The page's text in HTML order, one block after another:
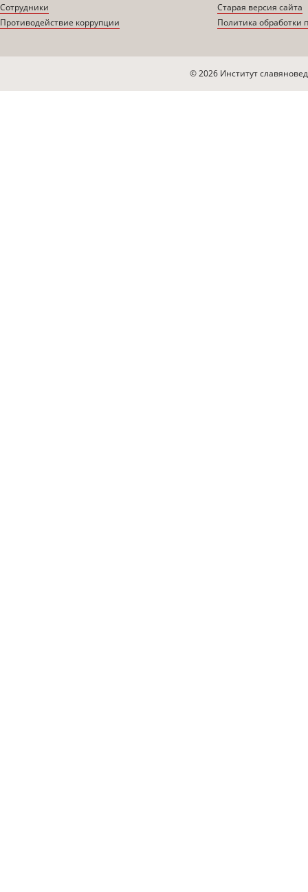
Сотрудники
Противодействие коррупции
Старая версия сайта
Политика обработки
© 2026 Институт